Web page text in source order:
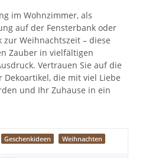
im Wohnzimmer, als
auf der Fensterbank oder
zur Weihnachtszeit – diese
Zauber in vielfältigen
Vertrauen Sie auf die
die mit viel Liebe
und Ihr Zuhause in ein
Geschenkideen Weihnachten